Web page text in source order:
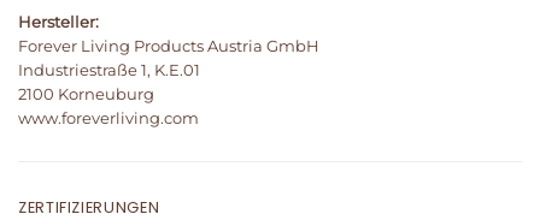
Hersteller:
Forever Living Products Austria GmbH
Industriestraße 1, K.E.01
2100 Korneuburg
www.foreverliving.com
ZERTIFIZIERUNGEN